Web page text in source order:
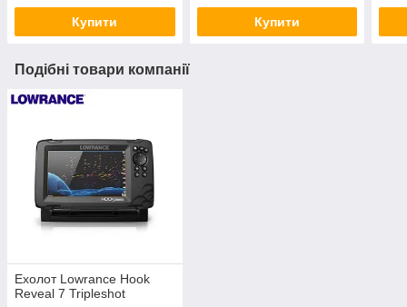
Купити Купити
Подібні товари компанії
Ехолот Lowrance Hook
Reveal 7 Tripleshot